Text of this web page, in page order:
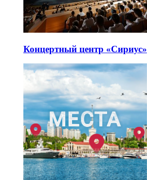
Концертный центр «Сириус»